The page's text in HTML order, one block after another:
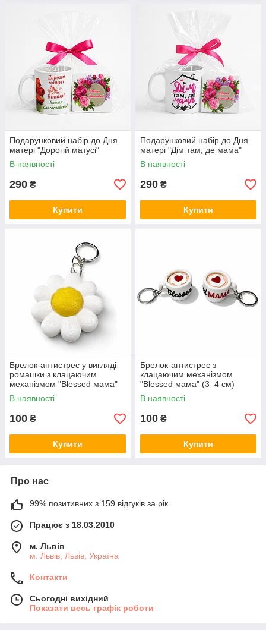
Подарунковий набір до Дня
матері "Дорогій матусі"
В наявності
290 ₴
Купити
Подарунковий набір до Дня
матері "Дім там, де мама"
В наявності
290 ₴
Купити
Брелок-антистрес у вигляді
ромашки з клацаючим
механізмом "Blessed мама"
(5 см)
В наявності
100 ₴
Купити
Брелок-антистрес з
клацаючим механізмом
"Blessed мама" (3–4 см)
В наявності
100 ₴
Купити
Про нас
99% позитивних з 159 відгуків за рік
Працює з 18.03.2010
м. Львів
м. Львів, Львів, Україна
Контакти
Сьогодні вихідний
Показати весь графік роботи